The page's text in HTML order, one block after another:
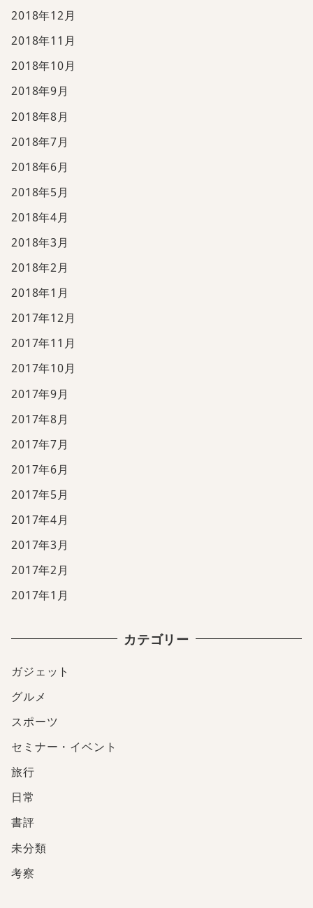
2018年12月
2018年11月
2018年10月
2018年9月
2018年8月
2018年7月
2018年6月
2018年5月
2018年4月
2018年3月
2018年2月
2018年1月
2017年12月
2017年11月
2017年10月
2017年9月
2017年8月
2017年7月
2017年6月
2017年5月
2017年4月
2017年3月
2017年2月
2017年1月
カテゴリー
ガジェット
グルメ
スポーツ
セミナー・イベント
旅行
日常
書評
未分類
考察